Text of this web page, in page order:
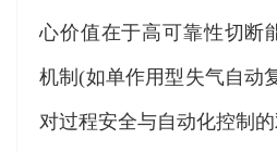
心价值在于高可靠性切断
机制(如单作用型失气自动
对过程安全与自动化控制